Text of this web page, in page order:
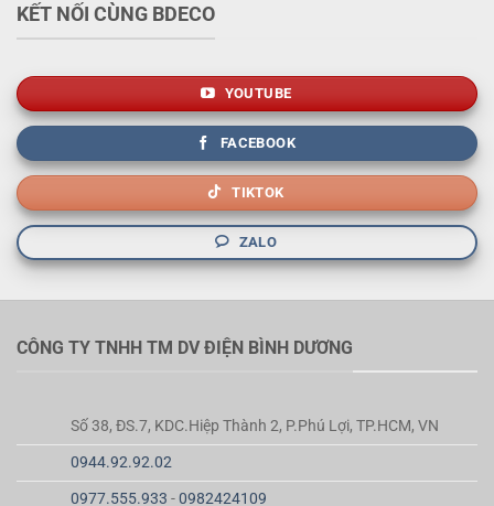
KẾT NỐI CÙNG BDECO
YOUTUBE
FACEBOOK
TIKTOK
ZALO
CÔNG TY TNHH TM DV ĐIỆN BÌNH DƯƠNG
Số 38, ĐS.7, KDC.Hiệp Thành 2, P.Phú Lợi, TP.HCM, VN
0944.92.92.02
0977.555.933 -0982424109